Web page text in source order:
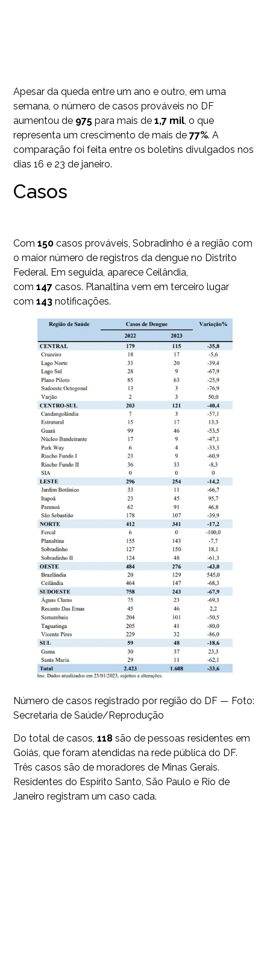
Apesar da queda entre um ano e outro, em uma
semana, o número de casos prováveis no DF
aumentou de 975 para mais de 1,7 mil, o que
representa um crescimento de mais de 77%. A
comparação foi feita entre os boletins divulgados nos
dias 16 e 23 de janeiro.
Casos
Com 150 casos prováveis, Sobradinho é a região com
o maior número de registros da dengue no Distrito
Federal. Em seguida, aparece Ceilândia,
com 147 casos. Planaltina vem em terceiro lugar
com 143 notificações.
Número de casos registrado por região do DF — Foto:
Secretaria de Saúde/Reprodução
Do total de casos, 118 são de pessoas residentes em
Goiás, que foram atendidas na rede pública do DF.
Três casos são de moradores de Minas Gerais.
Residentes do Espírito Santo, São Paulo e Rio de
Janeiro registram um caso cada.